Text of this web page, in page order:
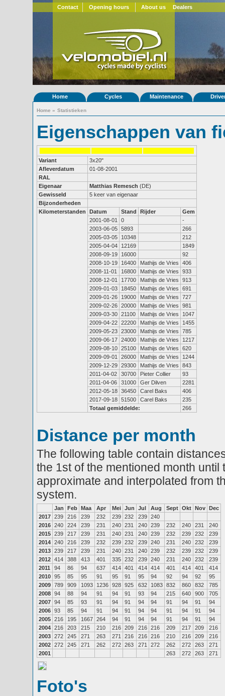
Contact Opening hours About us Dealers
Home Cycles Maintenance
Home » Statistieken
Eigenschappen van
Variant
3x20"
Afleverdatum
01-08-2001
RAL
Eigenaar
Matthias Remesch (DE)
Gewisseld
5 keer van eigenaar
Bijzonderheden
Kilometerstanden
Datum Stand Rijder
Gem
2001-08-01
0
-
2003-06-05 5893
266
2005-03-05
10348
212
2005-04-04
12169
1849
2008-09-19
16000
92
2008-10-19
16400 Mathijs de Vries
406
2008-11-01
16800 Mathijs de Vries
933
2008-12-01
17700 Mathijs de Vries
913
2009-01-03
18450 Mathijs de Vries
691
2009-01-26
19000 Mathijs de Vries
727
2009-02-26 20000 Mathijs de Vries
981
2009-03-30 21100 Mathijs de Vries
1047
2009-04-22 22200 Mathijs de Vries
1455
2009-05-23 23000 Mathijs de Vries
785
2009-06-17 24000 Mathijs de Vries
1217
2009-08-10 25100 Mathijs de Vries
620
2009-09-01
26000 Mathijs de Vries
1244
2009-12-29 29300 Mathijs de Vries
843
2011-04-02
30700 Pieter Collier
93
2011-04-06
31000 Ger Dilven
2281
2012-05-18 36450 Carel Baks
406
2017-09-18 51500 Carel Baks
235
Totaal gemiddelde:
266
Distance per month
The following table contain
the 1st of the mentioned month
approximate and interpolated from
system.
Jan Feb Maa Apr Mei Jun Jul Aug Sept Okt Nov Dec
2017 239 216 239 232 239 232 239 240
2016 240 224 239 231 240 231 240 239 232 240 231
240
2015 239 217 239 231 240 231 240 239 232 239 232
239
2014 240 216 239 232 239 232 239 240 231 240 232
239
2013 239 217 239 231 240 231 240 239 232 239 232
239
2012 414 388 413 401 335 232 239 240 231 240 232
239
2011
94 86 94 637 414 401 414 414 401 414 401
414
2010 95 85 95 91 95 91 95 94 92 94 92
95
2009 789 909 1093 1236 928 925 632 1083 832 860 832
785
2008 94 88 94 91 94 91 93 94 215 640 900
705
2007 94 85 93 91 94 91 94 94 91 94 91
94
2006 93 85 94 91 94 91 94 94 91 94 91
94
2005 216 195 1667 264 94 91 94 94 91 94 91
94
2004 216 203 215 210 216 209 216 216 209 217 209
216
2003 272 245 271 263 271 216 216 216 210 216 209
216
2002 272 245 271 262 272 263 271 272 262 272 263
271
2001
263 272 263 271
Foto's